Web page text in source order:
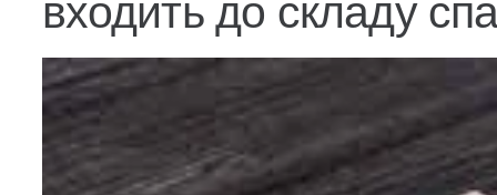
входить до складу